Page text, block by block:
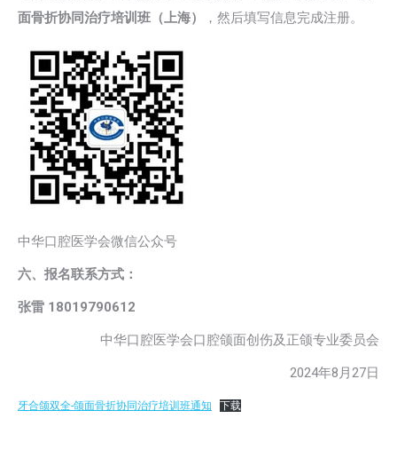
面骨折协同治疗培训班（上海）
，然后填写信息完成注册。
中华口腔医学会微信公众号
六、报名联系方式：
张雷 18019790612
中华口腔医学会口腔颌面创伤及正颌专业委员会
2024年8月27日
牙合颌双全-颌面骨折协同治疗培训班通知 下载